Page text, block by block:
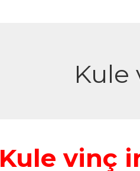
Kule
Kule vinç